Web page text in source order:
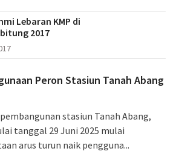
Lebaran KMP di
2017
Peron Stasiun Tanah Abang
stasiun Tanah Abang,
tanggal 29 Juni 2025 mulai
arus turun naik pengguna...